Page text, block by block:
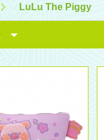
LuLu The Piggy